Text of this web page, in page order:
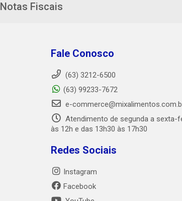
Notas Fiscais
Fale Conosco
(63) 3212-6500
(63) 99233-7672
e-
Atendimento de segunda a sexta-
às 12h e das 13h30 às 17h30
Redes Sociais
Instagram
Facebook